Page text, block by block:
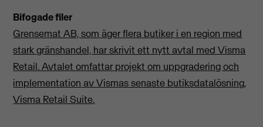
Bifogade filer
Grensemat AB, som äger flera butiker i en region med
stark gränshandel, har skrivit ett nytt avtal med Visma
Retail. Avtalet omfattar projekt om uppgradering och
implementation av Vismas senaste butiksdatalösning,
Visma Retail Suite.